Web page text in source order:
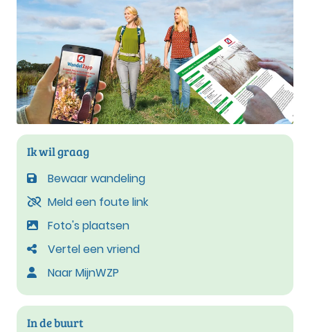
Ik wil graag
Bewaar wandeling
Meld een foute link
Foto's plaatsen
Vertel een vriend
Naar MijnWZP
In de buurt